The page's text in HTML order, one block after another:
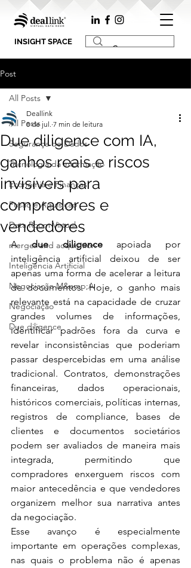
INSIGHT SPACE
Post
All Posts
Segurança de Dados
Tecnologia da informação
Economia e Finanças
Fusão e Aquisição
Data Room Virtual
merger and acquisition
Inteligência Artificial
Negociação M&amp;A
Negociação
Due diligence
All Posts
Due diligence com IA,
ganhos reais e riscos
invisíveis para
compradores e
vendedores
Deallink
8 de jul. 7 min de leitura
A due diligence apoiada por
inteligência artificial deixou de ser
apenas uma forma de acelerar a leitura
de documentos. Hoje, o ganho mais
relevante está na capacidade de cruzar
grandes volumes de informações,
identificar padrões fora da curva e
revelar inconsistências que poderiam
passar despercebidas em uma análise
tradicional. Contratos, demonstrações
financeiras, dados operacionais,
históricos comerciais, políticas internas,
registros de compliance, bases de
clientes e documentos societários
podem ser avaliados de maneira mais
integrada, permitindo que
compradores enxerguem riscos com
maior antecedência e que vendedores
organizem melhor sua narrativa antes
da negociação.
Esse avanço é especialmente
importante em operações complexas,
nas quais o problema não é apenas